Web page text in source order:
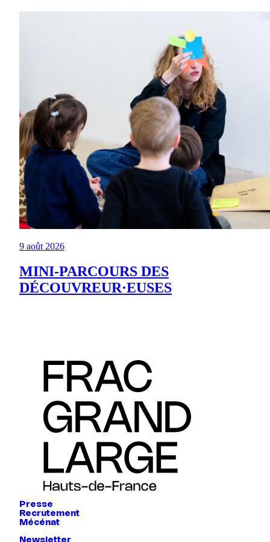
9 août 2026
MINI-PARCOURS DES
DÉCOUVREUR·EUSES
Presse
Recrutement
Mécénat